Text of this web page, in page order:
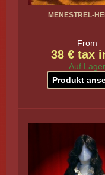
MENESTREL-
From
38 € tax
Auf Lager
Produkt